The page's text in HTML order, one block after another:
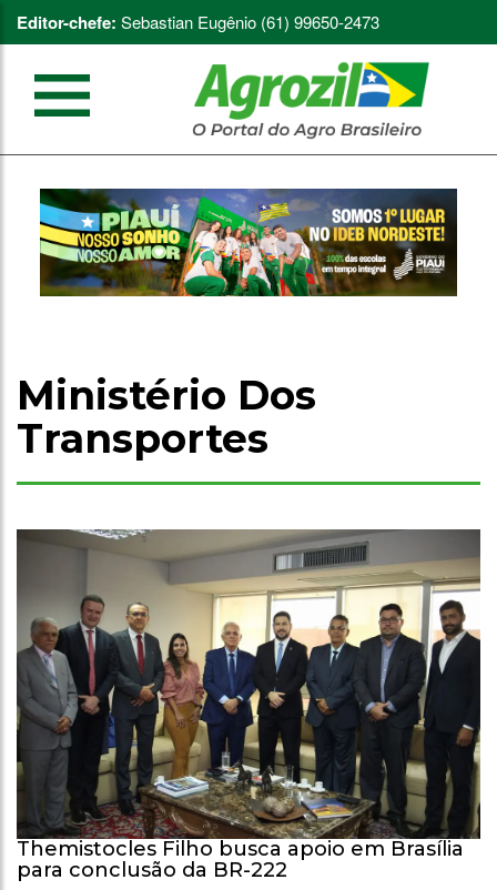
Editor-chefe: Sebastian Eugênio (61) 99650-2473
Ministério Dos
Transportes
Themistocles Filho busca apoio em Brasília
para conclusão da BR-222